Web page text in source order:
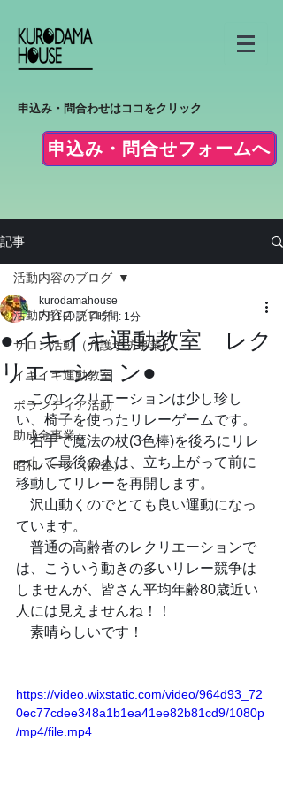
申込み・問合わせはココをクリック
申込み・問合せフォームへ
記事
活動内容のブログ
サロン活動（介護予防事業）
イキイキ運動教室
ボランティア活動
助成金事業
昭和パーク（麻雀）
活動内容のブログ
●イキイキ運動教室 レク
リエーション●
kurodamahouse
7月1日 読了時間: 1分
このレクリエーションは少し珍し
い、椅子を使ったリレーゲームです。
右手で魔法の杖(3色棒)を後ろにリレ
ーして最後の人は、立ち上がって前に
移動してリレーを再開します。
沢山動くのでとても良い運動になっ
ています。
普通の高齢者のレクリエーションで
は、こういう動きの多いリレー競争は
しませんが、皆さん平均年齢80歳近い
人には見えませんね！！
素晴らしいです！
https://video.wixstatic.com/video/964d93_72
0ec77cdee348a1b1ea41ee82b81cd9/1080p
/mp4/file.mp4